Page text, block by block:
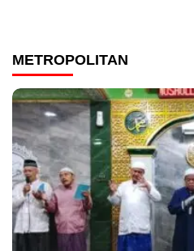
METROPOLITAN